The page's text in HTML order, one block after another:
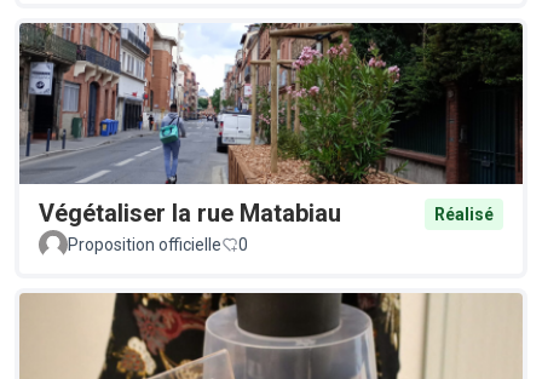
Végétaliser la rue Matabiau
Réalisé
Proposition officielle
0